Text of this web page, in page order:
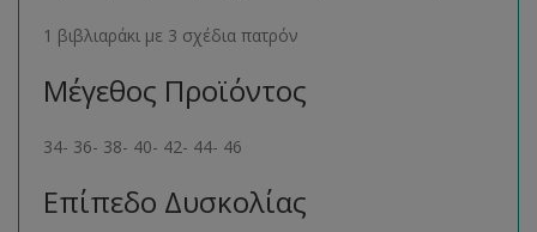
1 βιβλιαράκι με 3 σχέδια πατρόν
Μέγεθος Προϊόντος
34- 36- 38- 40- 42- 44- 46
Επίπεδο Δυσκολίας